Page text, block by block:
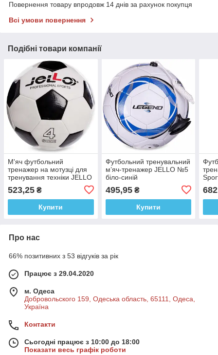
Повернення товару впродовж 14 днів за рахунок покупця
Всі умови повернення
Подібні товари компанії
М'яч футбольний
тренажер на мотузці для
тренування техніки JELLO
523,25 ₴
Купити
Футбольний тренувальний
м’яч-тренажер JELLO №5
біло-синій
495,95₴
Купити
Про нас
66% позитивних з 53 відгуків за рік
Працює з 29.04.2020
м. Одеса
Добровольского 159, Одеська область, 65111, Одеса,
Україна
Контакти
Сьогодні працює з 10:00 до 18:00
Показати весь графік роботи